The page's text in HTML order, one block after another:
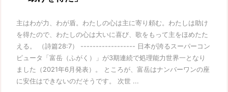
主はわが力、わが盾。わたしの心は主に寄り頼む。わたしは助け
を得たので、わたしの心は大いに喜び、歌をもって主をほめたた
える。 （詩篇28:7） ------------------ 日本が誇るスーパーコン
ピュータ「富岳（ふがく）」が3期連続で処理能力世界一となり
ました（2021年6月発表）。 ところが、富岳はナンバーワンの座
に安住はできないのだそうです。 次世 ...